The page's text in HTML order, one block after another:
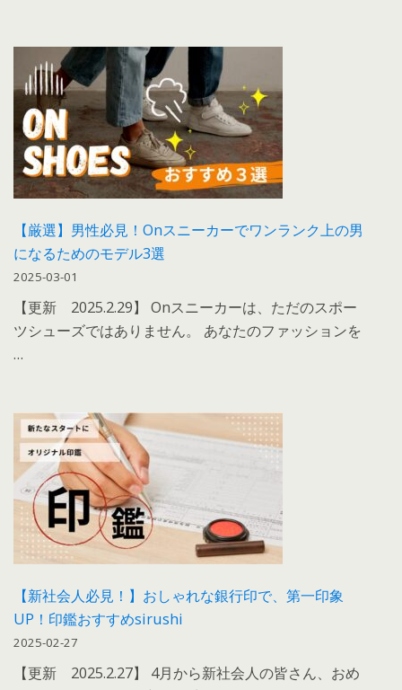
【厳選】男性必見！Onスニーカーでワンランク上の男
になるためのモデル3選
2025-03-01
【更新 2025.2.29】 Onスニーカーは、ただのスポー
ツシューズではありません。 あなたのファッションを
…
【新社会人必見！】おしゃれな銀行印で、第一印象
UP！印鑑おすすめsirushi
2025-02-27
【更新 2025.2.27】 4月から新社会人の皆さん、おめ